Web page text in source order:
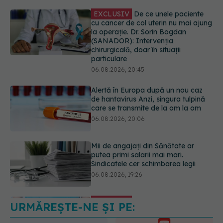
06.08.2026, 20:45
Alertă în Europa după un nou caz
de hantavirus Anzi, singura tulpină
care se transmite de la om la om
06.08.2026, 20:06
Mii de angajați din Sănătate ar
putea primi salarii mai mari.
Sindicatele cer schimbarea legii
06.08.2026, 19:26
EXCLUSIV Cancerele ginecologice
care pot fi tratate fără operație. Dr.
Sorin Bogdan (SANADOR): Chirurgia
este indicată doar punctual, pentru
anumite categorii de paciente
EXCLUSIV Brahiterapie vs
radioterapie externă în cancerul
URMĂREȘTE-NE ȘI PE: